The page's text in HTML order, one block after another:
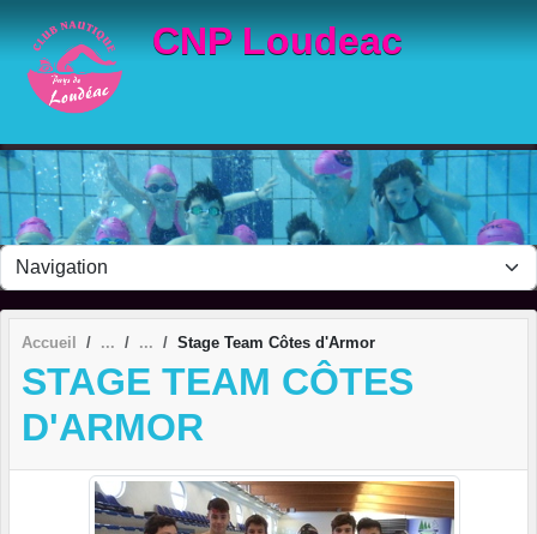
CNP Loudeac
Accueil Stage Team Côtes d'Armor
STAGE TEAM CÔTES
D'ARMOR